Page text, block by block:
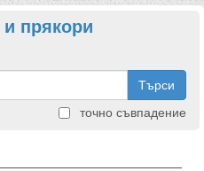
прякори
Търси
точно съвпадение